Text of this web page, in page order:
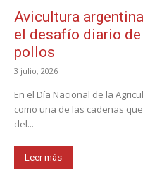
Avicultura
el desafío diario
pollos
3 julio, 2026
En el Día Nacional de la
como una de las cadenas
del...
Leer más